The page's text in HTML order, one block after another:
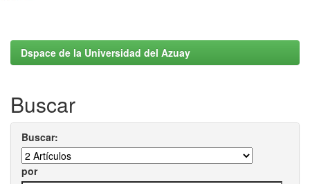
Dspace de la Universidad del Azuay
Buscar
Buscar:
por